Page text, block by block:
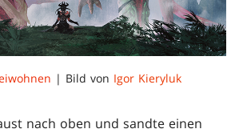
| Bild von Igor Kieryluk
nach oben und sandte einen